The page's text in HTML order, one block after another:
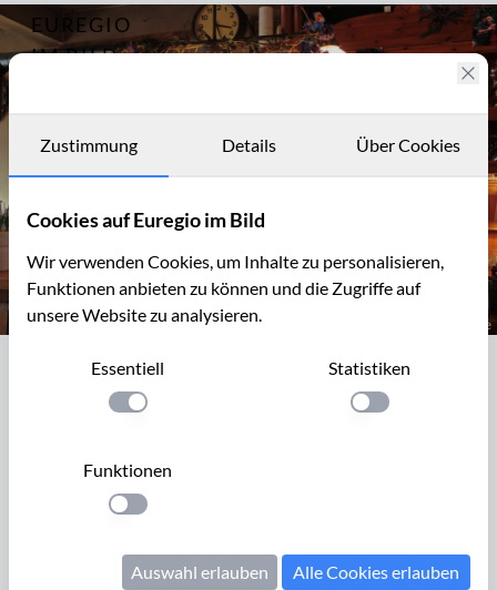
EUREGIO
IM BILD
Archiv
Kontakt
Archiv 9524
Die "Auberge Le Barbeau" in
Sippenaeken, Geultal, B
Lokal hat eine Terrasse und einen Innenhof und es werden
hausgemachte Spezialitäten angeboten.
Zustimmung Details Über Cookies
Cookies auf Euregio im Bild
Wir verwenden Cookies, um Inhalte zu personalisieren,
Funktionen anbieten zu können und die Zugriffe auf
unsere Website zu analysieren.
Essentiell
Einstellung anwenden
Statistiken
Einstellung
Funktionen
Einstellung anwenden
Auswahl erlauben Alle Cookies erlauben